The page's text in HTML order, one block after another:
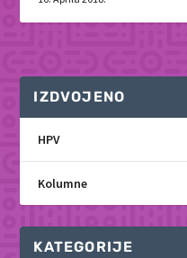
IZDVOJENO
HPV
Kolumne
KATEGORIJE